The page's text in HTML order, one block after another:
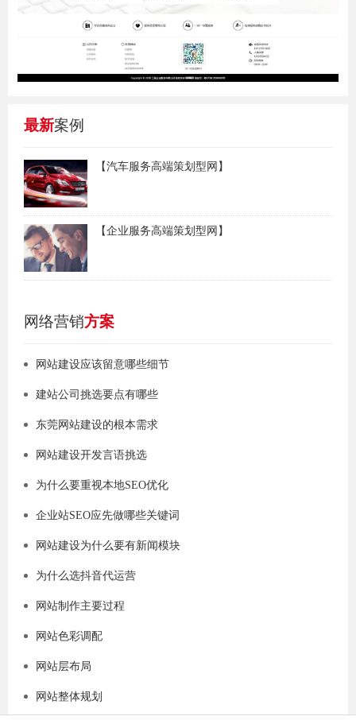
最新案例
【汽车服务高端策划型网】
【企业服务高端策划型网】
网络营销方案
网站建设应该留意哪些细节
建站公司挑选要点有哪些
东莞网站建设的根本需求
网站建设开发言语挑选
为什么要重视本地SEO优化
企业站SEO应先做哪些关键词
网站建设为什么要有新闻模块
为什么选抖音代运营
网站制作主要过程
网站色彩调配
网站层布局
网站整体规划